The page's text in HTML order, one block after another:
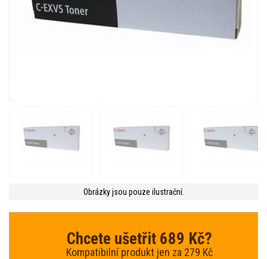
Obrázky jsou pouze ilustrační.
Chcete ušetřit 689 Kč?
Kompatibilní produkt jen za 279 Kč